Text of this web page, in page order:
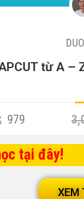
từ A –
979
tại đây!
XEM